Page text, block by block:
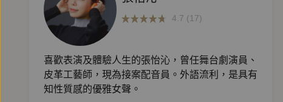
4.7 (17)
喜歡表演及體驗人生的張怡沁，曾任舞台劇演員、
皮革工藝師，現為接案配音員。外語流利，是具有
知性質感的優雅女聲。